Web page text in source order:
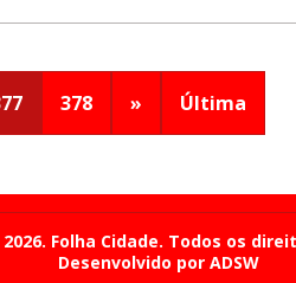
378 » Última
Folha Cidade. Todos os
Desenvolvido por ADSW